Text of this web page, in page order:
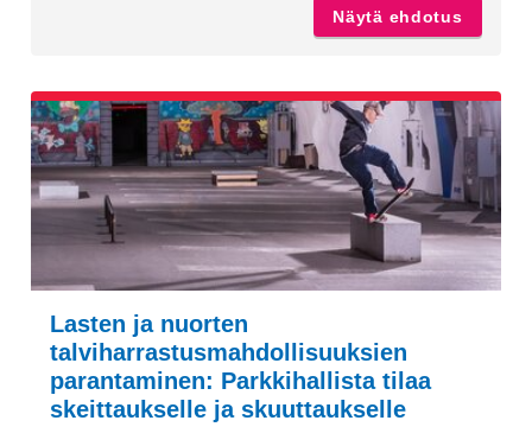
Näytä ehdotus
Lasten ja nuorten
talviharrastusmahdollisuuksien
parantaminen: Parkkihallista tilaa
skeittaukselle ja skuuttaukselle